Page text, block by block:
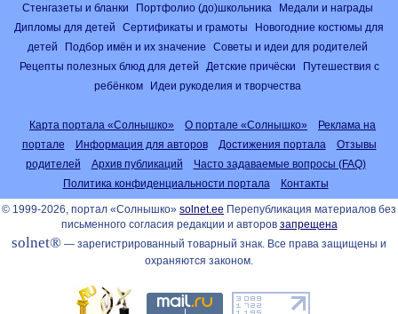
Стенгазеты и бланки
Портфолио (до)школьника
Медали и награды
Дипломы для детей
Сертификаты и грамоты
Новогодние костюмы для
детей
Подбор имён и их значение
Советы и идеи для родителей
Рецепты полезных блюд для детей
Детские причёски
Путешествия с
ребёнком
Идеи рукоделия и творчества
Карта портала «Солнышко» О портале «Солнышко»
Реклама на
портале
Информация для авторов Достижения портала
Отзывы
родителей
Архив публикаций
Часто задаваемые вопросы (FAQ)
Политика конфиденциальности портала
Контакты
© 1999-2026, портал «Солнышко» solnet.ee Перепубликация материалов без
письменного согласия редакции и авторов запрещена
solnet® — зарегистрированный товарный знак. Все права защищены и
охраняются законом.